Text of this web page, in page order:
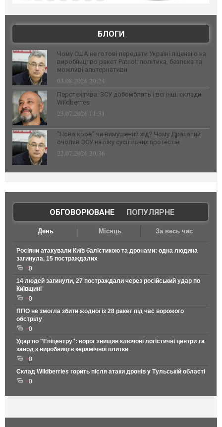
БЛОГИ
Чому США не готові передати Україні ліцензію на
виробництво ракет Patriot: політика, безпека та
можливі альтернативи
03.08.2026 20:24
Перспектива: ЗСУ добомблять і всі інші склади
Wildberries
23.07.2026 11:31
“Нова кров” чи вимушений хід? Чому Драпатий
очолив ЗСУ на піку суспільних протестів
22.07.2026 20:36
ОБГОВОРЮВАНЕ| ПОПУЛЯРНЕ
День Місяць За весь час
Росіяни атакували Київ балістикою та дронами: одна людина
загинула, 15 постраждалих
0
14 людей загинули, 27 постраждали через російський удар по
Київщині
0
ППО не змогла збити жодної із 28 ракет під час ворожого
обстрілу
0
Удар по "Епіцентру": ворог знищив ключові логістичні центри та
завод з виробництв керамічної плитки
0
Склад Wildberries горить після атаки дронів у Тульській області
0